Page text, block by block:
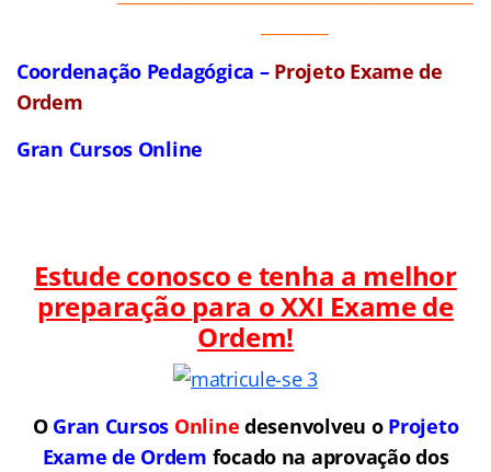
Coordenação Pedagógica – Projeto Exame de
Ordem
Gran Cursos Online
Estude conosco e tenha a melhor
preparação para oXXI Exame de
Ordem!
O Gran Cursos Online desenvolveu o Projeto
Exame de Ordem focado na aprovação dos